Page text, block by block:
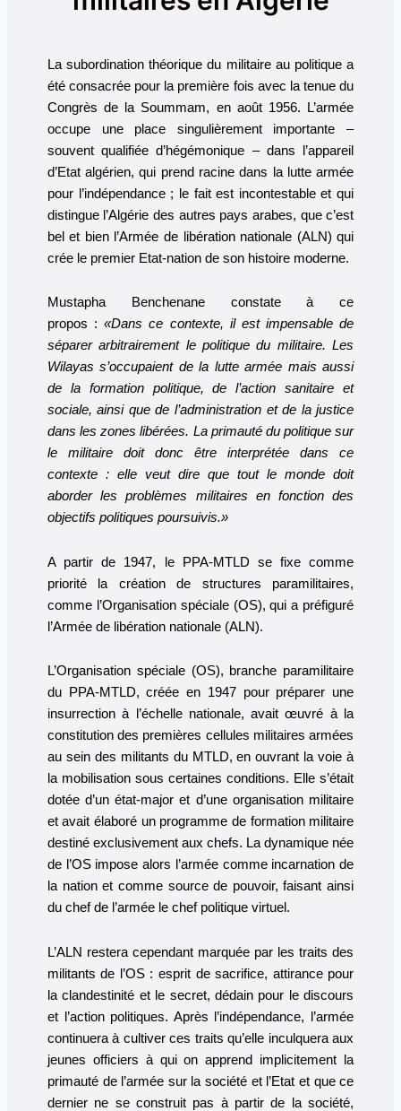
La subordination théorique du militaire au politique a
été consacrée pour la première fois avec la tenue du
Congrès de la Soummam, en août 1956. L’armée
occupe une place singulièrement importante –
souvent qualifiée d’hégémonique – dans l’appareil
d’Etat algérien, qui prend racine dans la lutte armée
pour l’indépendance ; le fait est incontestable et qui
distingue l’Algérie des autres pays arabes, que c’est
bel et bien l’Armée de libération nationale (ALN) qui
crée le premier Etat-nation de son histoire moderne.
Mustapha Benchenane constate à ce
propos : «Dans ce contexte, il est impensable de
séparer arbitrairement le politique du militaire. Les
Wilayas s’occupaient de la lutte armée mais aussi
de la formation politique, de l’action sanitaire et
sociale, ainsi que de l’administration et de la justice
dans les zones libérées. La primauté du politique sur
le militaire doit donc être interprétée dans ce
contexte : elle veut dire que tout le monde doit
aborder les problèmes militaires en fonction des
objectifs politiques poursuivis.»
A partir de 1947, le PPA-MTLD se fixe comme
priorité la création de structures paramilitaires,
comme l’Organisation spéciale (OS), qui a préfiguré
l’Armée de libération nationale (ALN).
L’Organisation spéciale (OS), branche paramilitaire
du PPA-MTLD, créée en 1947 pour préparer une
insurrection à l’échelle nationale, avait œuvré à la
constitution des premières cellules militaires armées
au sein des militants du MTLD, en ouvrant la voie à
la mobilisation sous certaines conditions. Elle s’était
dotée d’un état-major et d’une organisation militaire
et avait élaboré un programme de formation militaire
destiné exclusivement aux chefs. La dynamique née
de l’OS impose alors l’armée comme incarnation de
la nation et comme source de pouvoir, faisant ainsi
du chef de l’armée le chef politique virtuel.
L’ALN restera cependant marquée par les traits des
militants de l’OS : esprit de sacrifice, attirance pour
la clandestinité et le secret, dédain pour le discours
et l’action politiques. Après l’indépendance, l’armée
continuera à cultiver ces traits qu’elle inculquera aux
jeunes officiers à qui on apprend implicitement la
primauté de l’armée sur la société et l’Etat et que ce
dernier ne se construit pas à partir de la société,